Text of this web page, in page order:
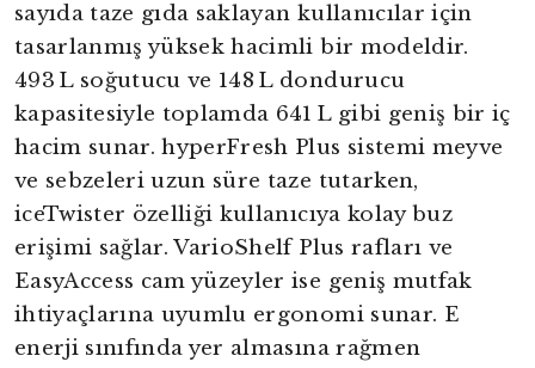
sayıda taze gıda saklayan kullanıcılar için
tasarlanmış yüksek hacimli bir modeldir.
493 L soğutucu ve 148 L dondurucu
kapasitesiyle toplamda 641 L gibi geniş bir iç
hacim sunar. hyperFresh Plus sistemi meyve
ve sebzeleri uzun süre taze tutarken,
iceTwister özelliği kullanıcıya kolay buz
erişimi sağlar. VarioShelf Plus rafları ve
EasyAccess cam yüzeyler ise geniş mutfak
ihtiyaçlarına uyumlu ergonomi sunar. E
enerji sınıfında yer almasına rağmen